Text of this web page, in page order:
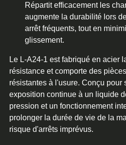
Répartit efficacement les
augmente la durabilité lors
arrêt fréquents, tout en
glissement.
Le L-A24-1 est fabriqué en acier
résistance et comporte des
résistantes à l'usure. Conçu pour
exposition continue à un liquide
pression et un fonctionnement
prolonger la durée de vie de la
risque d'arrêts imprévus.